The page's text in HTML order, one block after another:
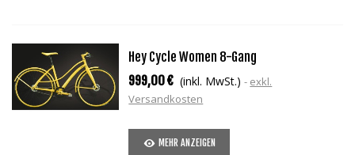
Hey Cycle Women 8-Gang
999,00 € (inkl. MwSt.)
exkl.
Versandkosten
MEHR ANZEIGEN